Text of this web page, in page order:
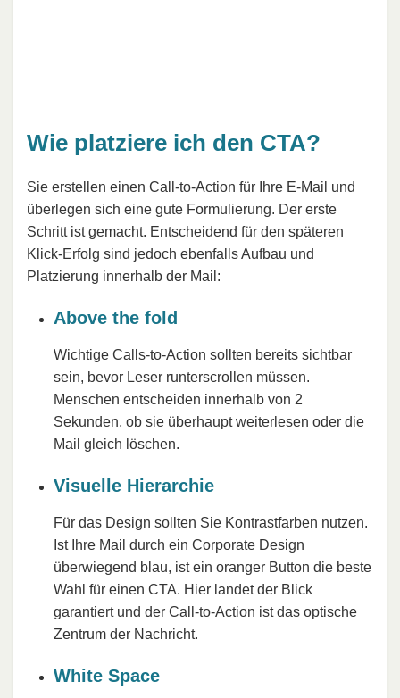
Wie platziere ich den CTA?
Sie erstellen einen Call-to-Action für Ihre E-Mail und
überlegen sich eine gute Formulierung. Der erste
Schritt ist gemacht. Entscheidend für den späteren
Klick-Erfolg sind jedoch ebenfalls Aufbau und
Platzierung innerhalb der Mail:
Above the fold
Wichtige Calls-to-Action sollten bereits sichtbar
sein, bevor Leser runterscrollen müssen.
Menschen entscheiden innerhalb von 2
Sekunden, ob sie überhaupt weiterlesen oder die
Mail gleich löschen.
Visuelle Hierarchie
Für das Design sollten Sie Kontrastfarben nutzen.
Ist Ihre Mail durch ein Corporate Design
überwiegend blau, ist ein oranger Button die beste
Wahl für einen CTA. Hier landet der Blick
garantiert und der Call-to-Action ist das optische
Zentrum der Nachricht.
White Space